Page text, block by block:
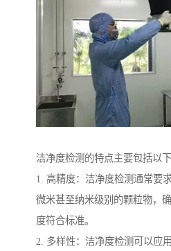
洁净度检测的特点主要包括以下
1. 高精度：洁净度检测通常要
微米甚至纳米级别的颗粒物，
度符合标准。
2. 多样性：洁净度检测可以应